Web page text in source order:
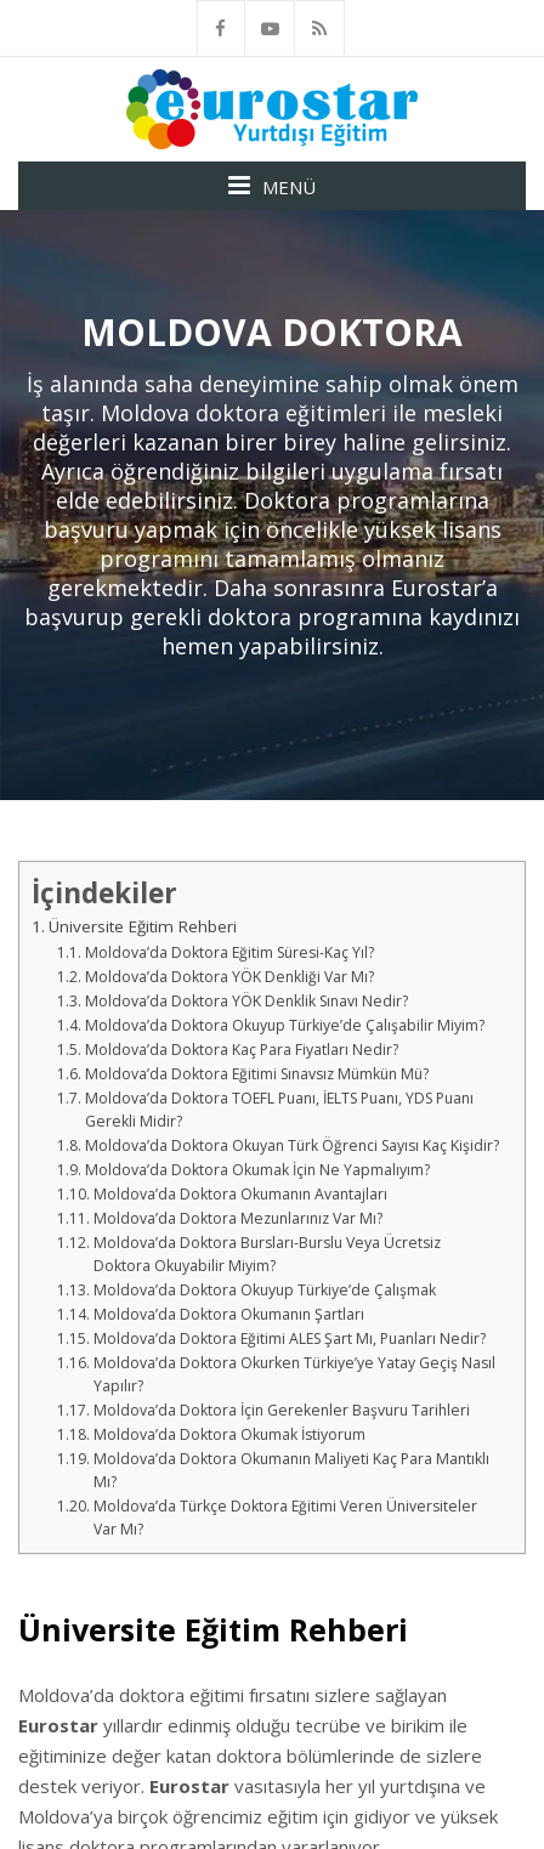
MENÜ
MOLDOVA DOKTORA
İş alanında saha deneyimine sahip olmak önem
taşır. Moldova doktora eğitimleri ile mesleki
değerleri kazanan birer birey haline gelirsiniz.
Ayrıca öğrendiğiniz bilgileri uygulama fırsatı
elde edebilirsiniz. Doktora programlarına
başvuru yapmak için öncelikle yüksek lisans
programını tamamlamış olmanız
gerekmektedir. Daha sonrasınra Eurostar’a
başvurup gerekli doktora programına kaydınızı
hemen yapabilirsiniz.
İçindekiler
Üniversite Eğitim Rehberi
Moldova’da Doktora Eğitim Süresi-Kaç Yıl?
Moldova’da Doktora YÖK Denkliği Var Mı?
Moldova’da Doktora YÖK Denklik Sınavı Nedir?
Moldova’da Doktora Okuyup Türkiye’de Çalışabilir Miyim?
Moldova’da Doktora Kaç Para Fiyatları Nedir?
Moldova’da Doktora Eğitimi Sınavsız Mümkün Mü?
Moldova’da Doktora TOEFL Puanı, İELTS Puanı, YDS Puanı
Gerekli Midir?
Moldova’da Doktora Okuyan Türk Öğrenci Sayısı Kaç Kişidir?
Moldova’da Doktora Okumak İçin Ne Yapmalıyım?
Moldova’da Doktora Okumanın Avantajları
Moldova’da Doktora Mezunlarınız Var Mı?
Moldova’da Doktora Bursları-Burslu Veya Ücretsiz
Doktora Okuyabilir Miyim?
Moldova’da Doktora Okuyup Türkiye’de Çalışmak
Moldova’da Doktora Okumanın Şartları
Moldova’da Doktora Eğitimi ALES Şart Mı, Puanları Nedir?
Moldova’da Doktora Okurken Türkiye’ye Yatay Geçiş Nasıl
Yapılır?
Moldova’da Doktora İçin Gerekenler Başvuru Tarihleri
Moldova’da Doktora Okumak İstiyorum
Moldova’da Doktora Okumanın Maliyeti Kaç Para Mantıklı
Mı?
Moldova’da Türkçe Doktora Eğitimi Veren Üniversiteler
Var Mı?
Üniversite Eğitim Rehberi
Moldova’da doktora eğitimi fırsatını sizlere sağlayan
Eurostar yıllardır edinmiş olduğu tecrübe ve birikim ile
eğitiminize değer katan doktora bölümlerinde de sizlere
destek veriyor. Eurostar vasıtasıyla her yıl yurtdışına ve
Moldova’ya birçok öğrencimiz eğitim için gidiyor ve yüksek